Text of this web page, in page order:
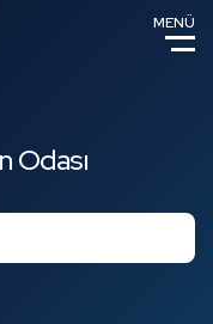
MENÜ
Odası